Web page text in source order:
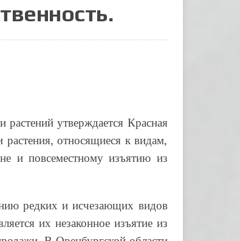
утверждается Красная
относящиеся к видам,
и повсеместному изъятию из
редких и исчезающих видов
их незаконное изъятие из